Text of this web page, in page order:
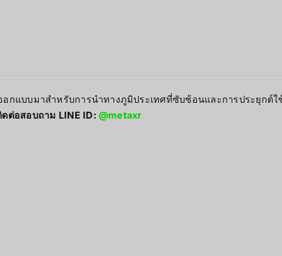
กแบบมาสำหรับการนำทางภูมิประเทศที่ซับซ้อนและการประยุกต์
ต่อสอบถาม LINE ID: @metaxr